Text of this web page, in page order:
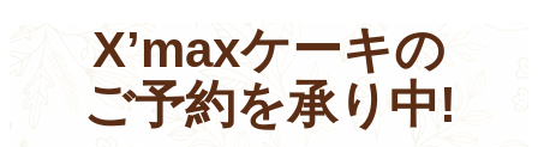
X’maxケーキの
ご予約を承り中!